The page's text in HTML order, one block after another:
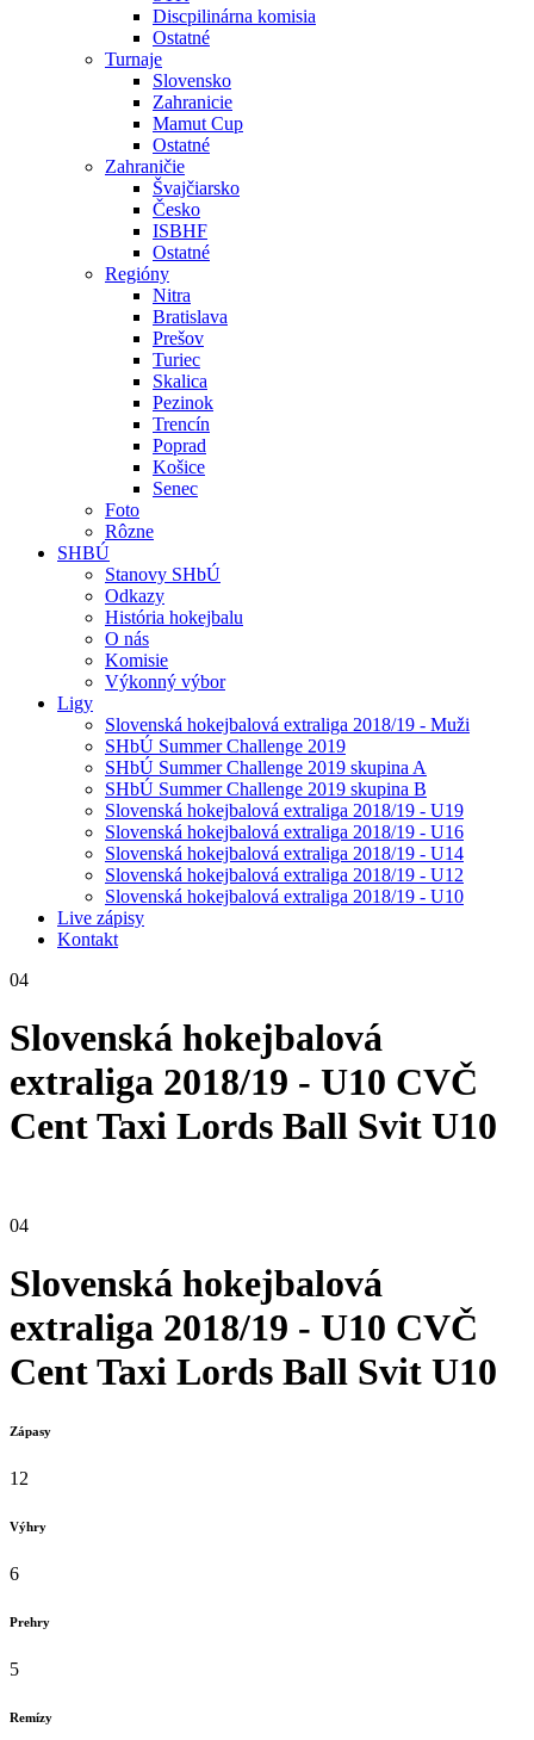
Discpilinárna komisia
Ostatné
Turnaje
Slovensko
Zahranicie
Mamut Cup
Ostatné
Zahraničie
Švajčiarsko
Česko
ISBHF
Ostatné
Regióny
Nitra
Bratislava
Prešov
Turiec
Skalica
Pezinok
Trencín
Poprad
Košice
Senec
Foto
Rôzne
SHBÚ
Stanovy SHbÚ
Odkazy
História hokejbalu
O nás
Komisie
Výkonný výbor
Ligy
Slovenská hokejbalová extraliga 2018/19 - Muži
SHbÚ Summer Challenge 2019
SHbÚ Summer Challenge 2019 skupina A
SHbÚ Summer Challenge 2019 skupina B
Slovenská hokejbalová extraliga 2018/19 - U19
Slovenská hokejbalová extraliga 2018/19 - U16
Slovenská hokejbalová extraliga 2018/19 - U14
Slovenská hokejbalová extraliga 2018/19 - U12
Slovenská hokejbalová extraliga 2018/19 - U10
Live zápisy
Kontakt
04
Slovenská hokejbalová
extraliga 2018/19 - U10 CVČ
Cent Taxi Lords Ball Svit U10
04
Slovenská hokejbalová
extraliga 2018/19 - U10 CVČ
Cent Taxi Lords Ball Svit U10
Zápasy
12
Výhry
6
Prehry
5
Remízy